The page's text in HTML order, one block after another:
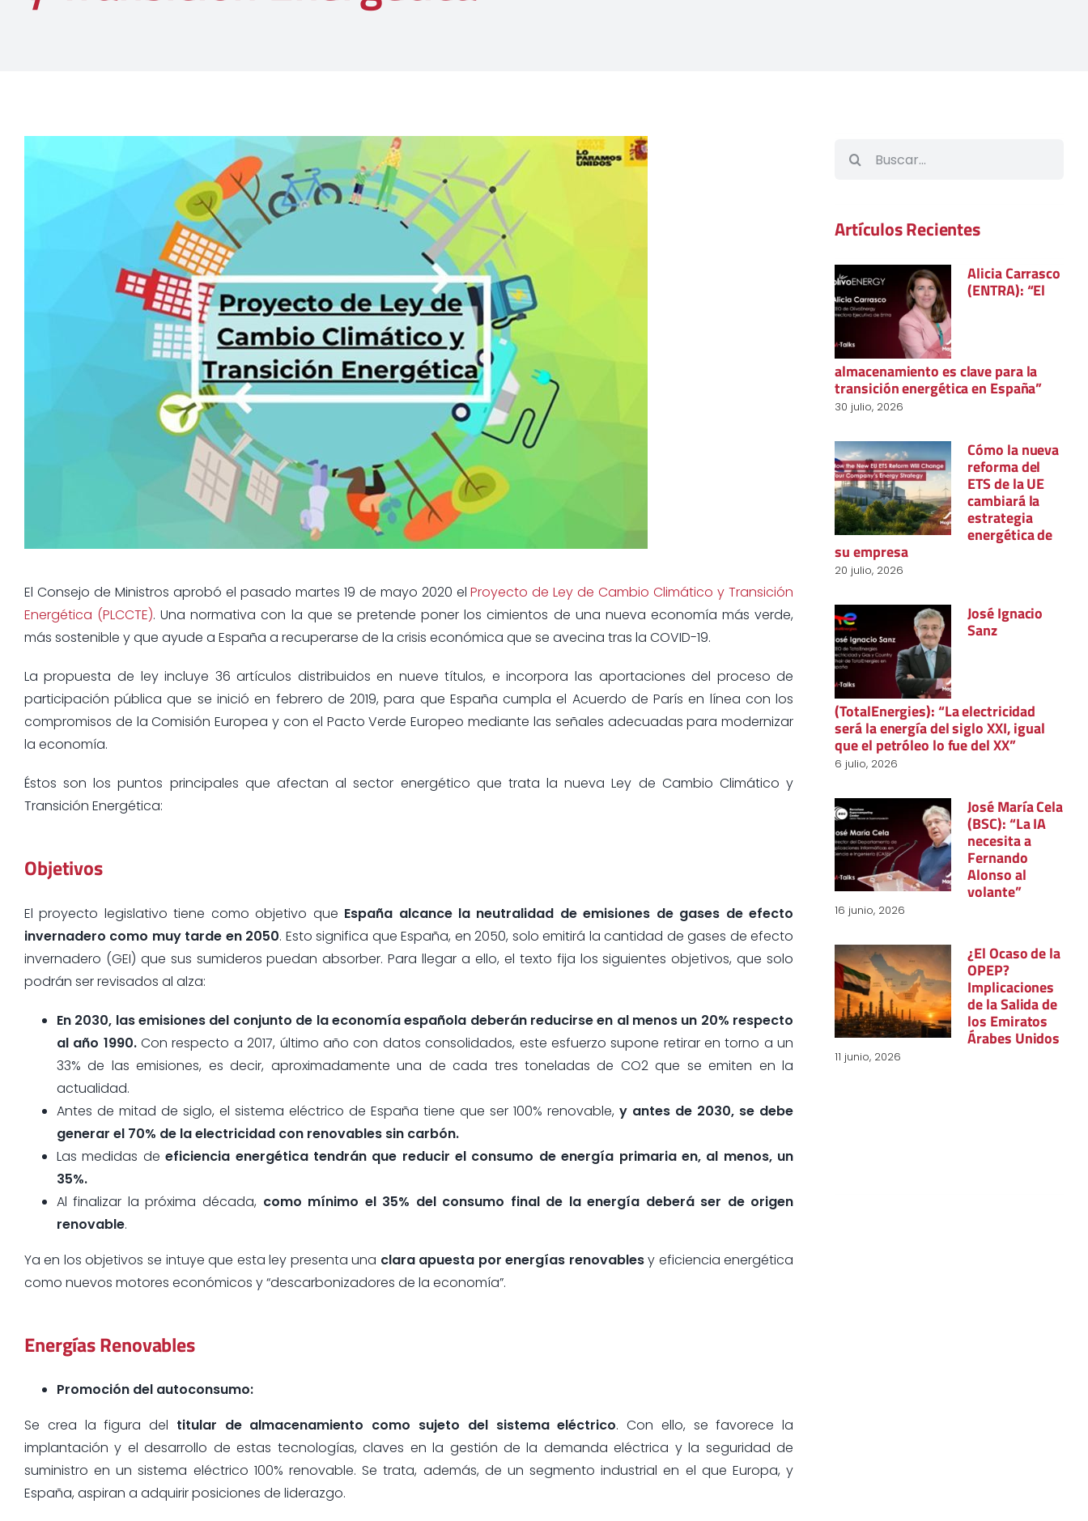
El Consejo de Ministros aprobó el pasado martes 19 de mayo 2020 elProyecto de Ley de Cambio Climático y Transición
Energética (PLCCTE). Una normativa con la que se pretende poner los cimientos de una nueva economía más verde,
más sostenible y que ayude a España a recuperarse de la crisis económica que se avecina tras la COVID-19.
La propuesta de ley incluye 36 artículos distribuidos en nueve títulos, e incorpora las aportaciones del proceso de
participación pública que se inició en febrero de 2019, para que España cumpla el Acuerdo de París en línea con los
compromisos de la Comisión Europea y con el Pacto Verde Europeo mediante las señales adecuadas para modernizar
la economía.
Éstos son los puntos principales que afectan al sector energético que trata la nueva Ley de Cambio Climático y
Transición Energética:
Objetivos
El proyecto legislativo tiene como objetivo que España alcance la neutralidad de emisiones de gases de efecto
invernadero como muy tarde en 2050. Esto significa que España, en 2050, solo emitirá la cantidad de gases de efecto
invernadero (GEI) que sus sumideros puedan absorber. Para llegar a ello, el texto fija los siguientes objetivos, que solo
podrán ser revisados al alza:
En 2030, las emisiones del conjunto de la economía española deberán reducirse en al menos un 20% respecto
al año 1990.Con respecto a 2017, último año con datos consolidados, este esfuerzo supone retirar en torno a un
33% de las emisiones, es decir, aproximadamente una de cada tres toneladas de CO2 que se emiten en la
actualidad.
Antes de mitad de siglo, el sistema eléctrico de España tiene que ser 100% renovable,y antes de 2030, se debe
generar el 70% de la electricidad con renovables sin carbón.
Las medidas deeficiencia energética tendrán que reducir el consumo de energía primaria en, al menos, un
35%.
Al finalizar la próxima década, como mínimo el 35% del consumo final de la energía deberá ser de origen
renovable.
Ya en los objetivos se intuye que esta ley presenta una clara apuesta por energías renovablesy eficiencia energética
como nuevos motores económicos y “descarbonizadores de la economía”.
Energías Renovables
Promoción del autoconsumo:
Se crea la figura del titular de almacenamiento como sujeto del sistema eléctrico. Con ello, se favorece la
implantación y el desarrollo de estas tecnologías, claves en la gestión de la demanda eléctrica y la seguridad de
suministro en un sistema eléctrico 100% renovable. Se trata, además, de un segmento industrial en el que Europa, y
España, aspiran a adquirir posiciones de liderazgo.
Buscar:
Artículos Recientes
Alicia Carrasco
(ENTRA): “El
almacenamiento es clave para la
transición energética en España”
30 julio, 2026
Cómo la nueva
reforma del
ETS de la UE
cambiará la
estrategia
energética de
su empresa
20 julio, 2026
José Ignacio
Sanz
(TotalEnergies): “La electricidad
será la energía del siglo XXI, igual
que el petróleo lo fue del XX”
6 julio, 2026
José María Cela
(BSC): “La IA
necesita a
Fernando
Alonso al
volante”
16 junio, 2026
¿El Ocaso de la
OPEP?
Implicaciones
de la Salida de
los Emiratos
Árabes Unidos
11 junio, 2026